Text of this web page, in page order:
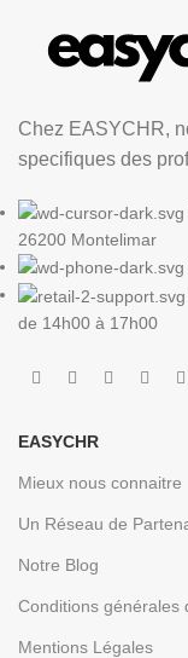
Chez EASYCHR,
specifiques des
26200 Montelimar
de 14h00 à 17h00
EASYCHR
Mieux nous connaitre
Un Réseau de
Notre Blog
Conditions générales
Mentions Légales